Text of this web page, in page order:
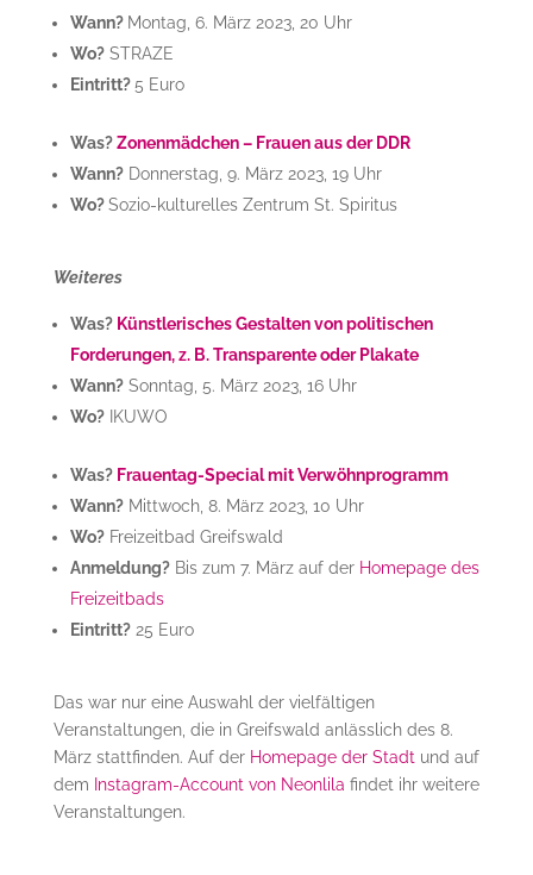
Wann? Montag, 6. März 2023, 20 Uhr
Wo?STRAZE
Eintritt?5 Euro
Was?Zonenmädchen – Frauen aus der DDR
Wann?Donnerstag, 9. März 2023, 19 Uhr
Wo?Sozio-kulturelles Zentrum St. Spiritus
Weiteres
Was? Künstlerisches Gestalten von politischen
Forderungen, z. B. Transparente oder Plakate
Wann?Sonntag, 5. März 2023, 16 Uhr
Wo?IKUWO
Was?Frauentag-Special mit Verwöhnprogramm
Wann?Mittwoch, 8. März 2023, 10 Uhr
Wo?Freizeitbad Greifswald
Anmeldung?Bis zum 7. März auf der Homepage des
Freizeitbads
Eintritt?25 Euro
Das war nur eine Auswahl der vielfältigen
Veranstaltungen, die in Greifswald anlässlich des 8.
März stattfinden. Auf der Homepage der Stadt und auf
dem Instagram-Account von Neonlila findet ihr weitere
Veranstaltungen.